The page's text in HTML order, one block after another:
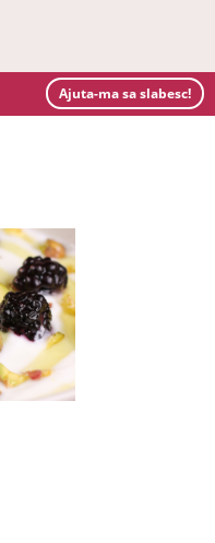
Ajuta-ma sa slabesc!